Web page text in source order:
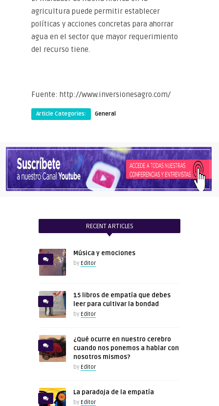
agricultura puede permitir establecer
políticas y acciones concretas para ahorrar
agua en el sector que mayor requerimiento
del recurso tiene.
Fuente: http://www.inversionesagro.com/
Article Categories: General
RECENT ARTICLES
Música y emociones
by Editor
15 libros de empatía que debes
leer para cultivar la bondad
by Editor
¿Qué ocurre en nuestro cerebro
cuando nos ponemos a hablar con
nosotros mismos?
by Editor
La paradoja de la empatía
by Editor